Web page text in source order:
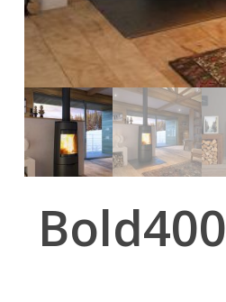
Bold400